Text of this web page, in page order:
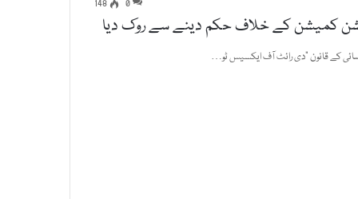
0
148
کمیشن کے خلاف حکم دینے سے روک دیا
کے قانون "دی رائٹ آف ایکسیس ٹو…